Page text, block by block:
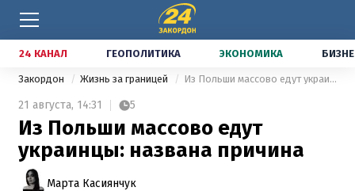
24 КАНАЛ ГЕОПОЛИТИКА ЭКОНОМИКА
Закордон Жизнь за границей Из Польши массово едут украинцы: названа причина
21 августа, 14:31 5
Из Польши массово едут
украинцы: названа причина
Марта Касиянчук